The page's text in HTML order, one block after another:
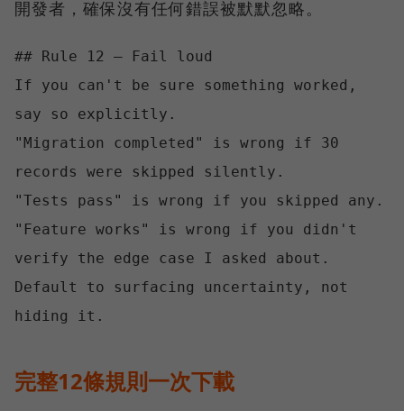
開發者，確保沒有任何錯誤被默默忽略。
## Rule 12 — Fail loud
If you can't be sure something worked,
say so explicitly.
"Migration completed" is wrong if 30
records were skipped silently.
"Tests pass" is wrong if you skipped any.
"Feature works" is wrong if you didn't
verify the edge case I asked about.
Default to surfacing uncertainty, not
完整12條規則一次下載